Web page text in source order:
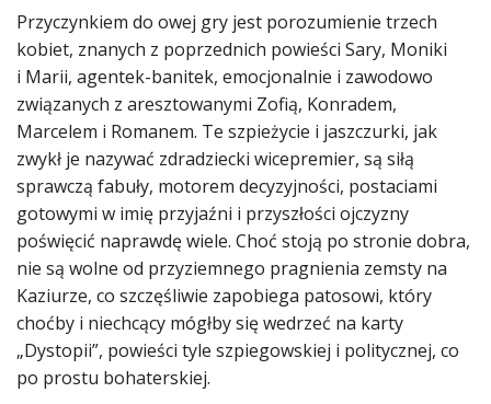
Przyczynkiem do owej gry jest porozumienie trzech
kobiet, znanych z poprzednich powieści Sary, Moniki
i Marii, agentek-banitek, emocjonalnie i zawodowo
związanych z aresztowanymi Zofią, Konradem,
Marcelem i Romanem. Te szpieżycie i jaszczurki, jak
zwykł je nazywać zdradziecki wicepremier, są siłą
sprawczą fabuły, motorem decyzyjności, postaciami
gotowymi w imię przyjaźni i przyszłości ojczyzny
poświęcić naprawdę wiele. Choć stoją po stronie dobra,
nie są wolne od przyziemnego pragnienia zemsty na
Kaziurze, co szczęśliwie zapobiega patosowi, który
choćby i niechcący mógłby się wedrzeć na karty
„Dystopii”, powieści tyle szpiegowskiej i politycznej, co
po prostu bohaterskiej.